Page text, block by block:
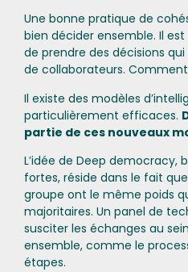
Une bonne pratique de
bien décider ensemble. Il
de prendre des décisions
de collaborateurs.
Il existe des modèles
particulièrement efficaces.
partie de ces nouveaux
L’idée de Deep democracy,
fortes, réside dans le fait
groupe ont le même poids
majoritaires. Un panel de
susciter les échanges au
ensemble, comme le
étapes.